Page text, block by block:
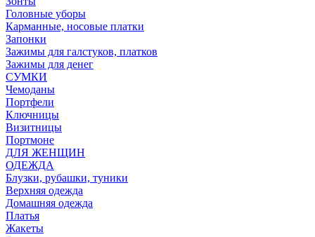
Головные уборы
Карманные, носовые платки
Запонки
Зажимы для галстуков, платков
Зажимы для денег
СУМКИ
Чемоданы
Портфели
Ключницы
Визитницы
Портмоне
ДЛЯ ЖЕНЩИН
ОДЕЖДА
Блузки, рубашки, туники
Верхняя одежда
Домашняя одежда
Платья
Жакеты